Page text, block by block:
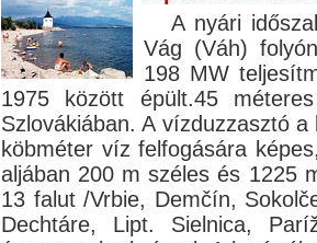
A nyári
Vág (Váh)
198 MW
1975 között épült.45
Szlovákiában. A vízduzzasztó
köbméter víz felfogására
aljában 200 m széles és 1225
13 falut /Vrbie, Demčín,
Dechtáre, Lipt. Sielnica,